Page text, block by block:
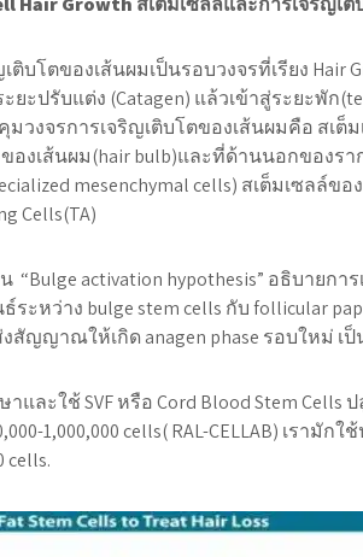
ติบโตของเส้นผมเป็นรอบวงจรที่เรียง Hair
ะยะปรับแต่ง (Catagen) แล้วเข้าสู่ระยะพัก
วงจรการเจริญเติบโตของเส้นผมคือ สเต็
ของเส้นผม(hair bulb)และที่ด้านนอกของร
mesenchymal cells) สเต็มเซลล์ข
Cells(TA)
“Bulge activation hypothesis” อธิบายกา
ะหว่าง bulge stem cells กับ follicular
งสัญญาณให้เกิด anagen phase รอบใหม่
และใช้ SVF หรือ Cord Blood Stem Cells
1,000,000 cells( RAL-CELLAB) เร
cells.